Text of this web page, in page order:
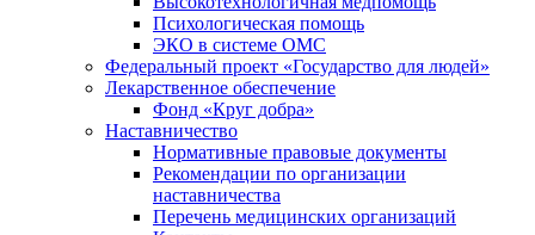
Психологическая помощь
ЭКО в системе ОМС
Федеральный проект «Государство для людей»
Лекарственное обеспечение
Фонд «Круг добра»
Наставничество
Нормативные правовые документы
Рекомендации по организации
наставничества
Перечень медицинских организаций